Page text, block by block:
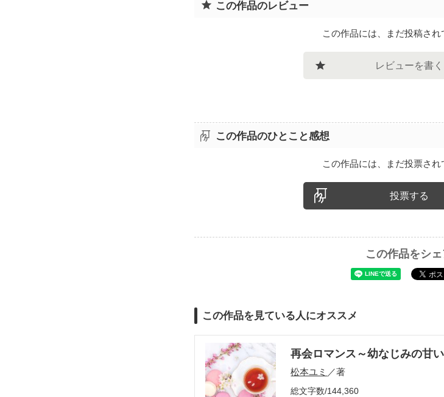
この作品のレビュー
この作品には、まだ投稿され
レビューを書く
この作品のひとこと感想
この作品には、まだ投票され
投票する
この作品をシ
この作品を見ている人にオススメ
再会ロマンス～幼なじみの甘
松本ユミ ／著
総文字数/144,360